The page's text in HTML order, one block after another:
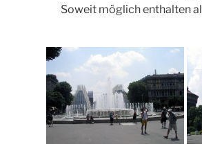
Soweit möglich enthalten